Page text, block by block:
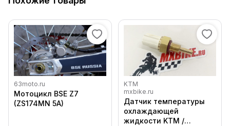
63moto.ru
Мотоцикл BSE Z7
(ZS174MN 5A)
KTM
mxbike.ru
Датчик температуры
охлаждающей
жидкости KTM /